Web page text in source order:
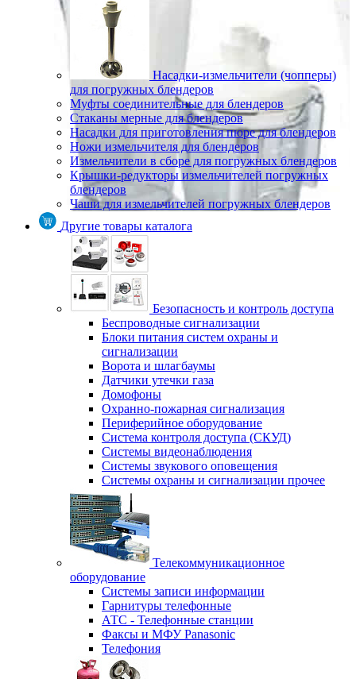
Насадки-измельчители (чопперы)
для погружных блендеров
Муфты соединительные для блендеров
Стаканы мерные для блендеров
Насадки для приготовления пюре для блендеров
Ножи измельчителя для блендеров
Измельчители в сборе для погружных блендеров
Крышки-редукторы измельчителей погружных
блендеров
Чаши для измельчителей погружных блендеров
Другие товары каталога
Безопасность и контроль доступа
Беспроводные сигнализации
Блоки питания систем охраны и
сигнализации
Ворота и шлагбаумы
Датчики утечки газа
Домофоны
Охранно-пожарная сигнализация
Периферийное оборудование
Система контроля доступа (СКУД)
Системы видеонаблюдения
Системы звукового оповещения
Системы охраны и сигнализации прочее
Телекоммуникационное
оборудование
Системы записи информации
Гарнитуры телефонные
АТС - Телефонные станции
Факсы и МФУ Panasonic
Телефония